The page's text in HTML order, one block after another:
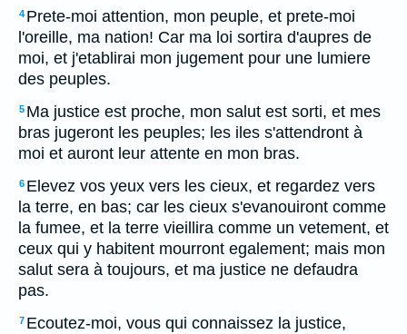
4 Prete-moi attention, mon peuple, et prete-moi
l'oreille, ma nation! Car ma loi sortira d'aupres de
moi, et j'etablirai mon jugement pour une lumiere
des peuples.
5 Ma justice est proche, mon salut est sorti, et mes
bras jugeront les peuples; les iles s'attendront à
moi et auront leur attente en mon bras.
6 Elevez vos yeux vers les cieux, et regardez vers
la terre, en bas; car les cieux s'evanouiront comme
la fumee, et la terre vieillira comme un vetement, et
ceux qui y habitent mourront egalement; mais mon
salut sera à toujours, et ma justice ne defaudra
pas.
7 Ecoutez-moi, vous qui connaissez la justice,